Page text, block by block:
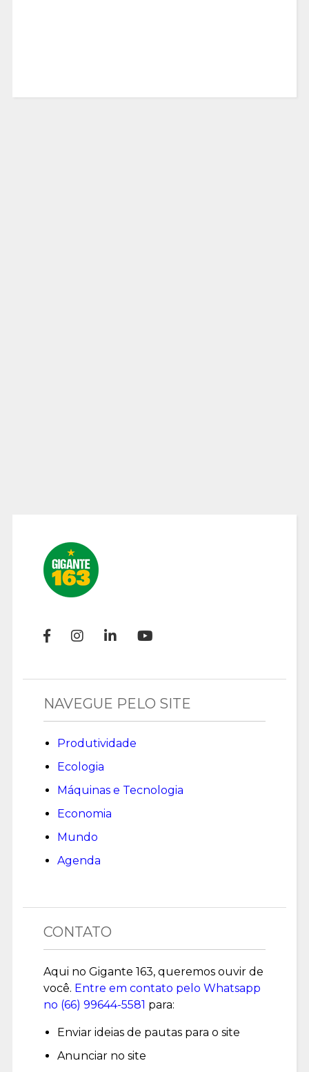
NAVEGUE PELO SITE
Produtividade
Ecologia
Máquinas e Tecnologia
Economia
Mundo
Agenda
CONTATO
Aqui no Gigante 163, queremos ouvir de
você. Entre em contato pelo Whatsapp
no (66) 99644-5581 para:
Enviar ideias de pautas para o site
Anunciar no site